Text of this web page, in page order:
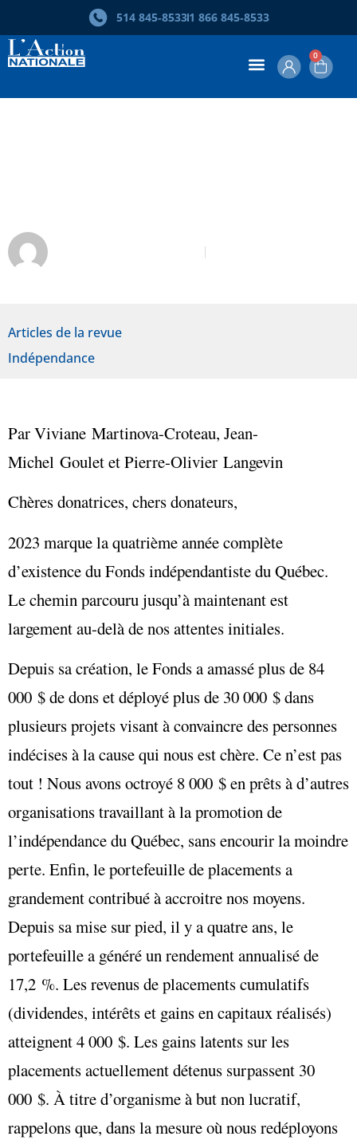
514 845‑85331 866 845‑8533
0
Articles de la revue
Indépendance
Par Viviane Martinova-Croteau, Jean-
Michel Goulet et Pierre-Olivier Langevin
Chères donatrices, chers donateurs,
2023 marque la quatrième année complète
d’existence du Fonds indépendantiste du Québec.
Le chemin parcouru jusqu’à maintenant est
largement au-delà de nos attentes initiales.
Depuis sa création, le Fonds a amassé plus de 84
000 $ de dons et déployé plus de 30 000 $ dans
plusieurs projets visant à convaincre des personnes
indécises à la cause qui nous est chère. Ce n’est pas
tout ! Nous avons octroyé 8 000 $ en prêts à d’autres
organisations travaillant à la promotion de
l’indépendance du Québec, sans encourir la moindre
perte. Enfin, le portefeuille de placements a
grandement contribué à accroitre nos moyens.
Depuis sa mise sur pied, il y a quatre ans, le
portefeuille a généré un rendement annualisé de
17,2 %. Les revenus de placements cumulatifs
(dividendes, intérêts et gains en capitaux réalisés)
atteignent 4 000 $. Les gains latents sur les
placements actuellement détenus surpassent 30
000 $. À titre d’organisme à but non lucratif,
rappelons que, dans la mesure où nous redéployons